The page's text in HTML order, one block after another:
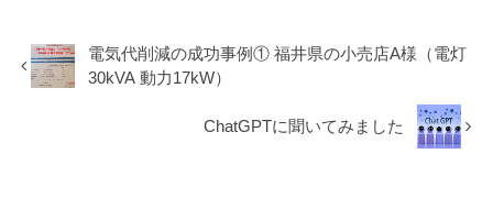
電気代削減の成功事例① 福井県の小売店A様（電灯
30kVA 動力17kW）
ChatGPTに聞いてみました